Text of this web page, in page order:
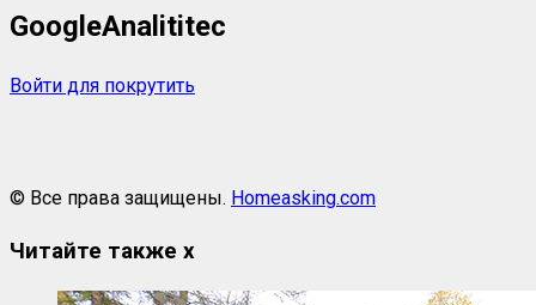
GoogleAnalititec
Войти для покрутить
© Все права защищены. Homeasking.com
Читайте также x